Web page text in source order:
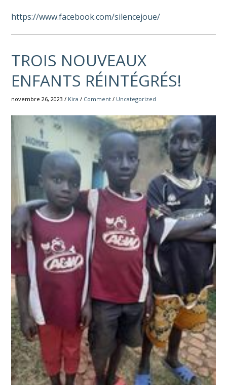
https://www.facebook.com/silencejoue/
TROIS NOUVEAUX
ENFANTS RÉINTÉGRÉS!
novembre 26, 2023 / Kira / Comment / Uncategorized